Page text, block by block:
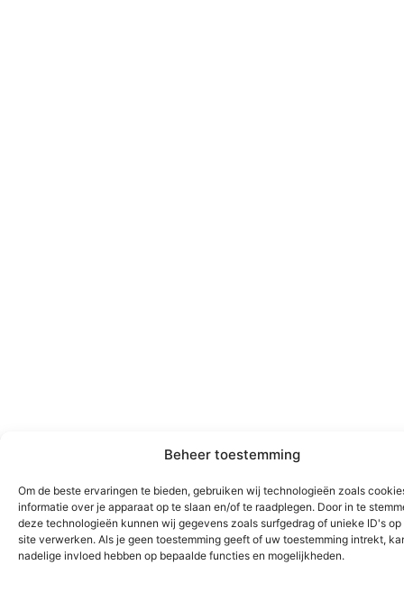
Beheer toestemming
Om de beste ervaringen te bieden, gebruiken wij technologieën zoals
informatie over je apparaat op te slaan en/of te raadplegen. Door in te
deze technologieën kunnen wij gegevens zoals surfgedrag of unieke ID's op
site verwerken. Als je geen toestemming geeft of uw toestemming intrekt,
nadelige invloed hebben op bepaalde functies en mogelijkheden.